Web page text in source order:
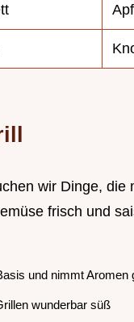
wir Dinge, die
frisch und
und nimmt Aromen
wunderbar süß